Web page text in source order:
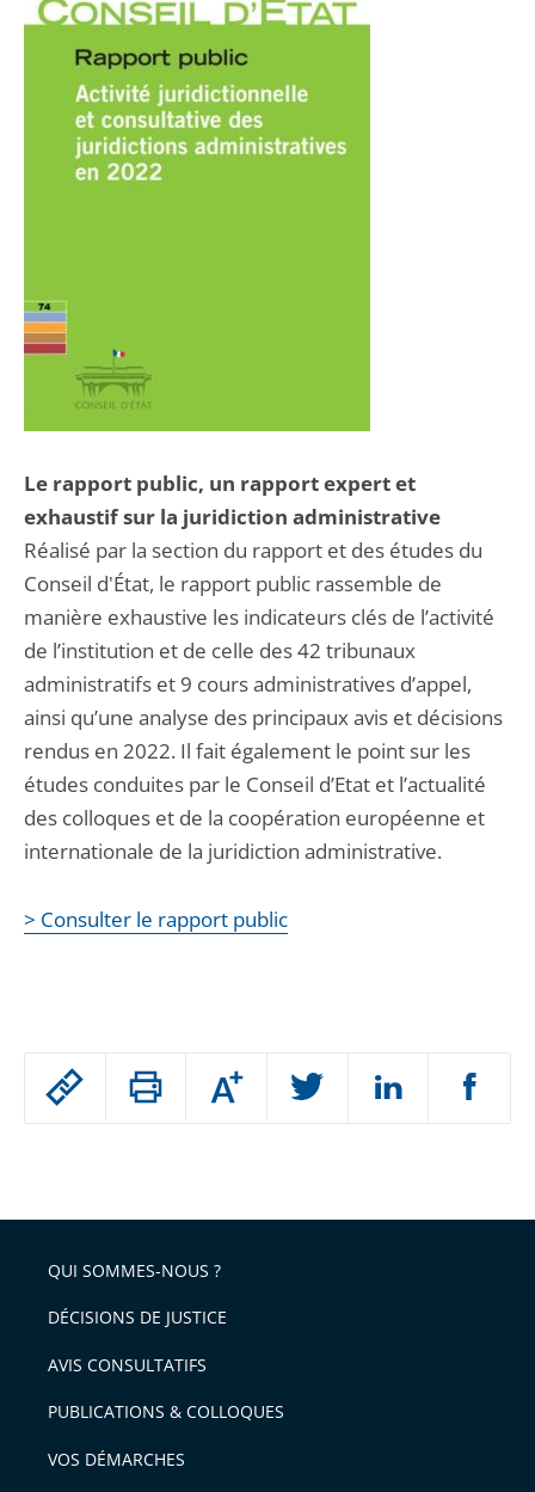
Passer
arriver
après
Augmenter
ou
l'article
pour
avant
Le rapport public, un rapport expert et
exhaustif sur la juridiction administrative
Réalisé par la section du rapport et des études du
Conseil d'État, le rapport public rassemble de
manière exhaustive les indicateurs clés de l’activité
de l’institution et de celle des 42 tribunaux
administratifs et 9 cours administratives d’appel,
ainsi qu’une analyse des principaux avis et décisions
rendus en 2022. Il fait également le point sur les
études conduites par le Conseil d’Etat et l’actualité
des colloques et de la coopération européenne et
internationale de la juridiction administrative.
> Consulter le rapport public
QUI SOMMES-NOUS ?
DÉCISIONS DE JUSTICE
AVIS CONSULTATIFS
PUBLICATIONS & COLLOQUES
VOS DÉMARCHES